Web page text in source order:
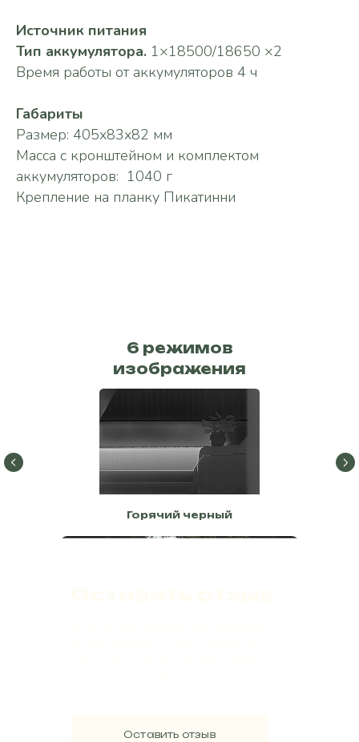
Источник питания
Тип аккумулятора. 1×18500/18650 ×2
Время работы от аккумуляторов 4 ч
Габариты
Размер: 405х83х82 мм
Масса с кронштейном и комплектом
аккумуляторов: 1040 г
Крепление на планку Пикатинни
6 режимов
изображения
Горячий черный
Оставить отзыв